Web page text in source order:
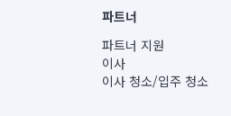
| 인허가번호 : 2016-3220163-14-5-00019 |
로-1400(공정거래위원회 정보) |
RHEE
율곡로 6(중학동, 트윈트리빌딩) B동 5층
수송동 율곡로 24, 7층, 8층 미소
파트너
파트너 지원
이사
이사 청소/입주 청소